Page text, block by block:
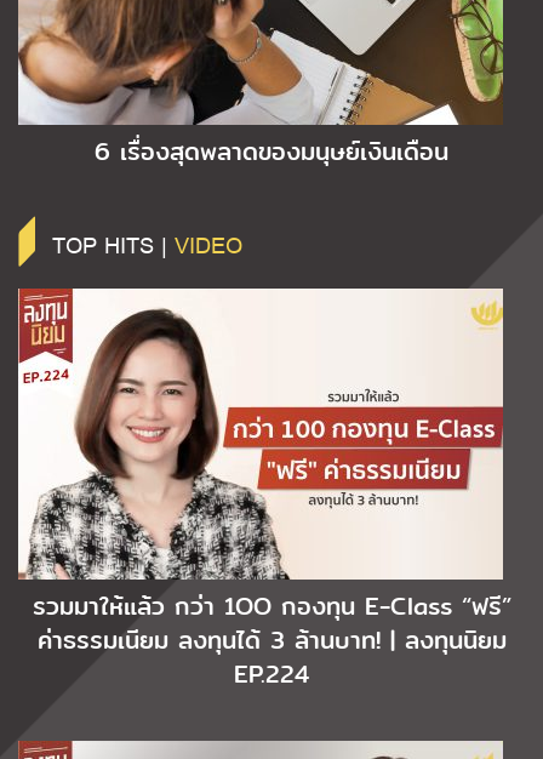
6 เรื่องสุดพลาดของมนุษย์เงินเดือน
TOP HITS | VIDEO
รวมมาให้แล้ว กว่า 1OO กองทุน E-Class “ฟรี”
ค่าธรรมเนียม ลงทุนได้ 3 ล้านบาท! | ลงทุนนิยม
EP.224